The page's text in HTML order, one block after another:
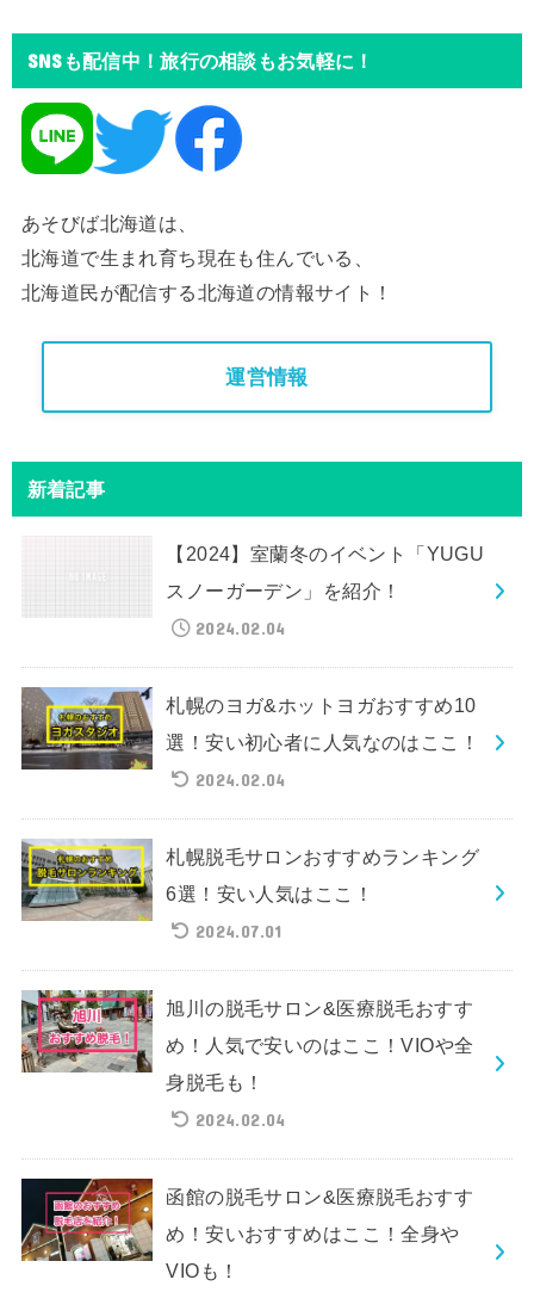
SNSも配信中！旅行の相談もお気軽に！
あそびば北海道は、
北海道で生まれ育ち現在も住んでいる、
北海道民が配信する北海道の情報サイト！
運営情報
新着記事
【2024】室蘭冬のイベント「YUGU
スノーガーデン」を紹介！
2024.02.04
札幌のヨガ&ホットヨガおすすめ10
選！安い初心者に人気なのはここ！
2024.02.04
札幌脱毛サロンおすすめランキング
6選！安い人気はここ！
2024.07.01
旭川の脱毛サロン&医療脱毛おすす
め！人気で安いのはここ！VIOや全
身脱毛も！
2024.02.04
函館の脱毛サロン&医療脱毛おすす
め！安いおすすめはここ！全身や
VIOも！